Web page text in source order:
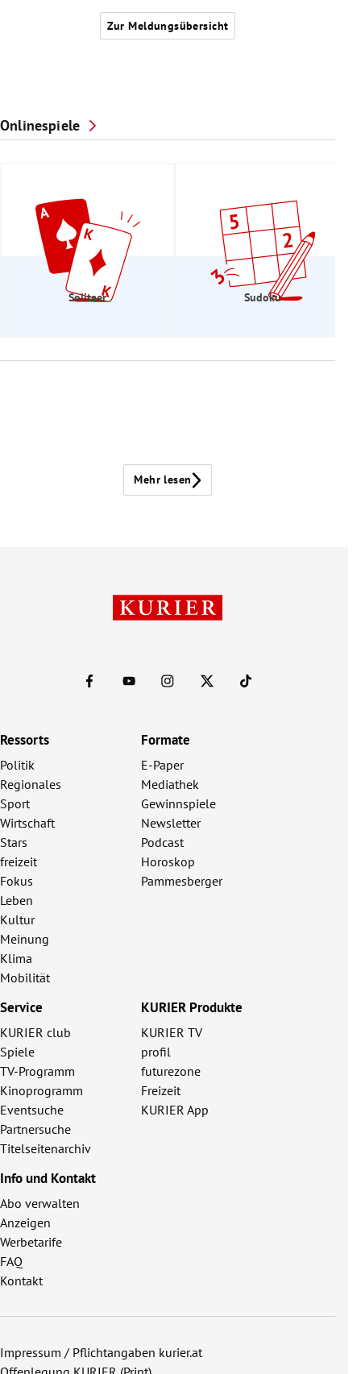
Zur Meldungsübersicht
Onlinespiele
Solitaer Sudoku
Mehr lesen
Ressorts
Politik
Regionales
Sport
Wirtschaft
Stars
freizeit
Fokus
Leben
Kultur
Meinung
Klima
Mobilität
Formate
E-Paper
Mediathek
Gewinnspiele
Newsletter
Podcast
Horoskop
Pammesberger
Service
KURIER club
Spiele
TV-Programm
Kinoprogramm
Eventsuche
Partnersuche
Titelseitenarchiv
KURIER Produkte
KURIER TV
profil
futurezone
Freizeit
KURIER App
Info und Kontakt
Abo verwalten
Anzeigen
Werbetarife
FAQ
Kontakt
Impressum / Pflichtangaben kurier.at